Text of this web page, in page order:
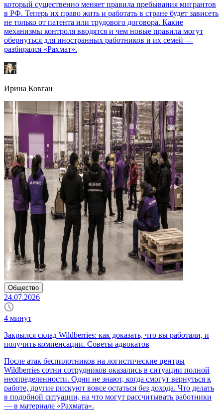
который существенно меняет правила пребывания мигрантов
в РФ. Теперь их право жить и работать в стране будет зависеть
не только от патента или трудового договора. Какие
механизмы контроля вводятся и чем новые правила могут
обернуться для иностранных работников и их семей —
разбирался «Рахмат».
Ирина Ковган
Общество
24.07.2026
4 минут
Закрылся склад Wildberries: как доказать, что вы работали, и
получить компенсации. Советы адвокатов
После атак беспилотников на логистические центры
Wildberries сотни сотрудников оказались в ситуации полной
неопределенности. Одни не знают, когда смогут вернуться к
работе, другие рискуют вовсе остаться без дохода. Что делать
в подобной ситуации, на что могут рассчитывать работники
— в материале «Рахмата».